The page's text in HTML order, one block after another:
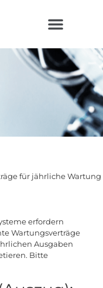
für jährliche Wartung
erfordern
Wartungsverträge
Ausgaben
Bitte